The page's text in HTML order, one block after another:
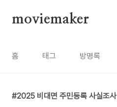
moviemaker
홈 태그 방명록
2025 비대면 주민등록 사실조사